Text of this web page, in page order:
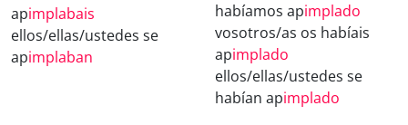
apimplabais
ellos/ellas/ustedes se
apimplaban
habíamos apimplado
vosotros/as os habíais
apimplado
ellos/ellas/ustedes se
habían apimplado